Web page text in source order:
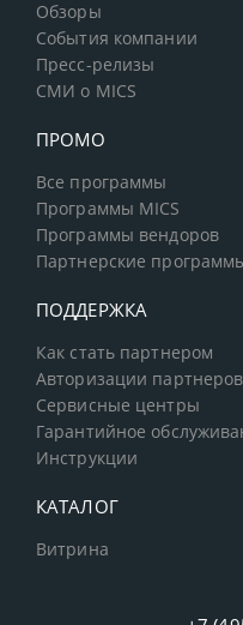
Обзоры
События компании
Пресс-релизы
СМИ о MICS
ПРОМО
Все программы
Программы MICS
Программы вендоров
Партнерские
ПОДДЕРЖКА
Как стать партнером
Авторизации
Сервисные центры
Гарантийное
Инструкции
КАТАЛОГ
Витрина